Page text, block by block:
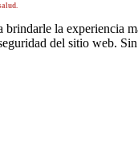
la experiencia
del sitio web.